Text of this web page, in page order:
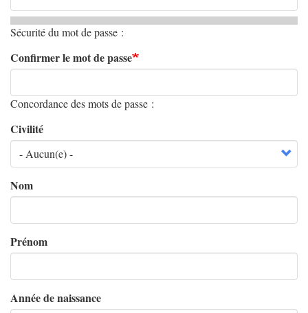
Sécurité du mot de passe :
Confirmer le mot de passe
Concordance des mots de passe :
Civilité
Nom
Prénom
Année de naissance